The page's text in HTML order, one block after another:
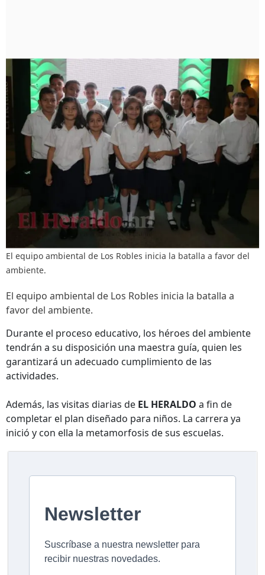
El equipo ambiental de Los Robles inicia la batalla a favor del
ambiente.
El equipo ambiental de Los Robles inicia la batalla a
favor del ambiente.
Durante el proceso educativo, los héroes del ambiente
tendrán a su disposición una maestra guía, quien les
garantizará un adecuado cumplimiento de las
actividades.
Además, las visitas diarias de EL HERALDO a fin de
completar el plan diseñado para niños. La carrera ya
inició y con ella la metamorfosis de sus escuelas.